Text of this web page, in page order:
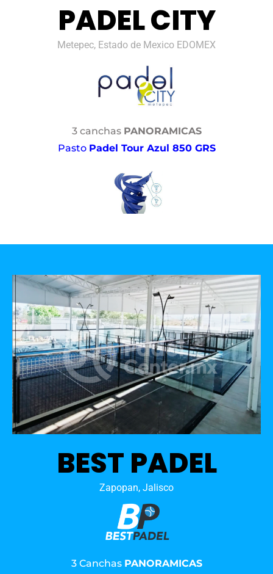
PADEL CITY
Metepec, Estado de Mexico EDOMEX
3 canchas PANORAMICAS
Pasto Padel Tour Azul 850 GRS
BEST PADEL
Zapopan, Jalisco
3 Canchas PANORAMICAS